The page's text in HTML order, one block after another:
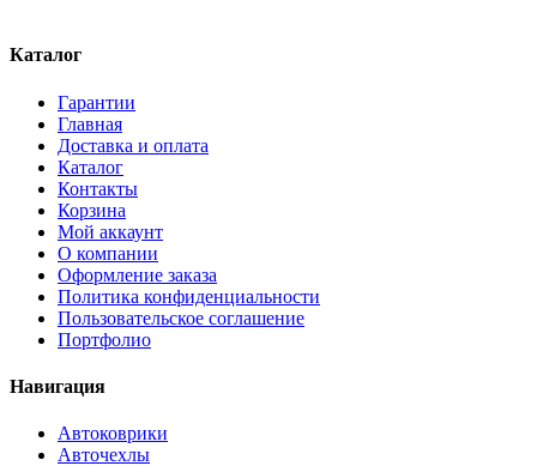
Каталог
Гарантии
Главная
Доставка и оплата
Каталог
Контакты
Корзина
Мой аккаунт
О компании
Оформление заказа
Политика конфиденциальности
Пользовательское соглашение
Портфолио
Навигация
Автоковрики
Авточехлы